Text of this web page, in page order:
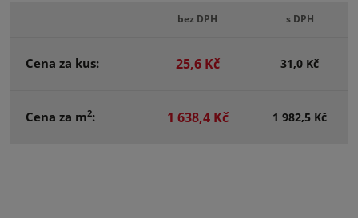
bez DPH s DPH
Cena za kus: 25,6 Kč 31,0 Kč
Cena za m2: 1 638,4 Kč 1 982,5 Kč